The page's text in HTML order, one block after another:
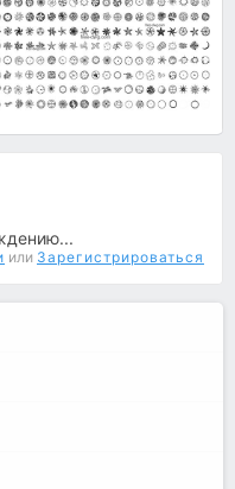
или Зарегистрироваться